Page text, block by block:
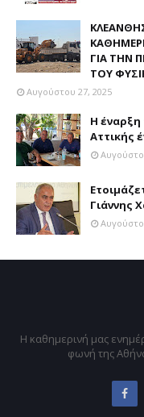
ΓΙΑ ΤΗΝ
ΤΟΥ
Αυγούστου 27, 2025
Η έναρξη
Αττικής
Γιάννης
Η καθημερινή μας
φωνή της